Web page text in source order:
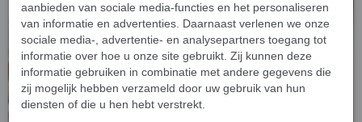
aanbieden van sociale media-functies en het personaliseren
van informatie en advertenties. Daarnaast verlenen we onze
sociale media-, advertentie- en analysepartners toegang tot
informatie over hoe u onze site gebruikt. Zij kunnen deze
informatie gebruiken in combinatie met andere gegevens die
zij mogelijk hebben verzameld door uw gebruik van hun
diensten of die u hen hebt verstrekt.